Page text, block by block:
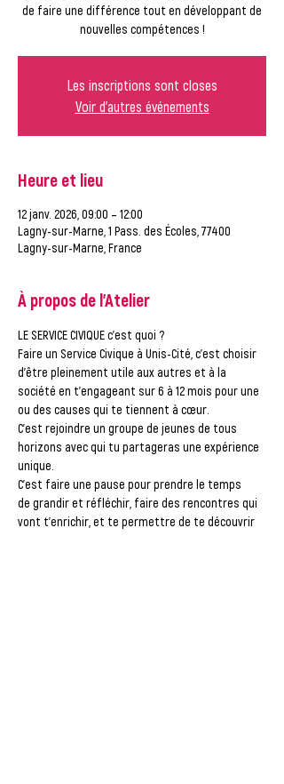
de faire une différence tout en développant de
nouvelles compétences !
Les inscriptions sont closes
Voir d'autres événements
Heure et lieu
12 janv. 2026, 09:00 – 12:00
Lagny-sur-Marne, 1 Pass. des Écoles, 77400
Lagny-sur-Marne, France
À propos de l'Atelier
LE SERVICE CIVIQUE c'est quoi ?
Faire un Service Civique à Unis-Cité, c’est choisir
d’être pleinement utile aux autres et à la
société en t’engageant sur 6 à 12 mois pour une
ou des causes qui te tiennent à cœur.
C’est rejoindre un groupe de jeunes de tous
horizons avec qui tu partageras une expérience
unique
C’est faire une pause pour prendre le temps
de grandir et réfléchir , faire des rencontres qui
vont t’enrichir, et te permettre de te découvrir